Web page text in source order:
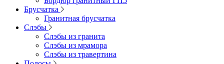
Брусчатка
Гранитная брусчатка
Слэбы
Слэбы из гранита
Слэбы из мрамора
Слэбы из травертина